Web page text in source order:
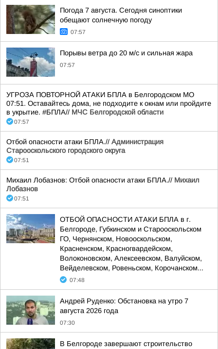
Погода 7 августа. Сегодня синоптики
обещают солнечную погоду
07:57
Порывы ветра до 20 м/с и сильная жара
07:57
УГРОЗА ПОВТОРНОЙ АТАКИ БПЛА в Белгородском МО
07:51. Оставайтесь дома, не подходите к окнам или пройдите
в укрытие. #БПЛА// МЧС Белгородской области
07:57
Отбой опасности атаки БПЛА.// Администрация
Старооскольского городского округа
07:51
Михаил Лобазнов: Отбой опасности атаки БПЛА.// Михаил
Лобазнов
07:51
ОТБОЙ ОПАСНОСТИ АТАКИ БПЛА в г.
Белгороде, Губкинском и Старооскольском
ГО, Чернянском, Новооскольском,
Красненском, Красногвардейском,
Волоконовском, Алексеевском, Валуйском,
Вейделевском, Ровеньском, Корочанском...
07:48
Андрей Руденко: Обстановка на утро 7
августа 2026 года
07:30
В Белгороде завершают строительство